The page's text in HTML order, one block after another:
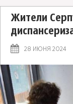
Жители
28 ИЮНЯ 2024